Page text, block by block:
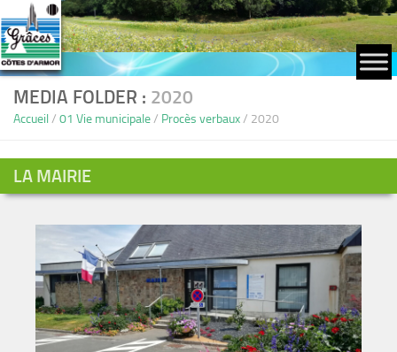
Skip to content
MEDIA FOLDER : 2020
Accueil / 01 Vie municipale / Procès verbaux / 2020
LA MAIRIE